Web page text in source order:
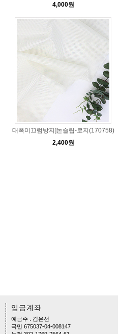
4,000원
대폭미끄럼방지]논슬립-로지(170758)
2,400원
입금계좌
예금주 : 김은선
국민 675037-04-008147